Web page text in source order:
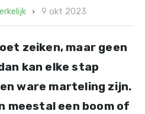
9 okt 2023
zeiken, maar geen
kan elke stap
ware marteling zijn.
meestal een boom of